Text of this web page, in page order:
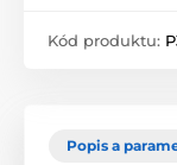
Kód produktu:
Popis a